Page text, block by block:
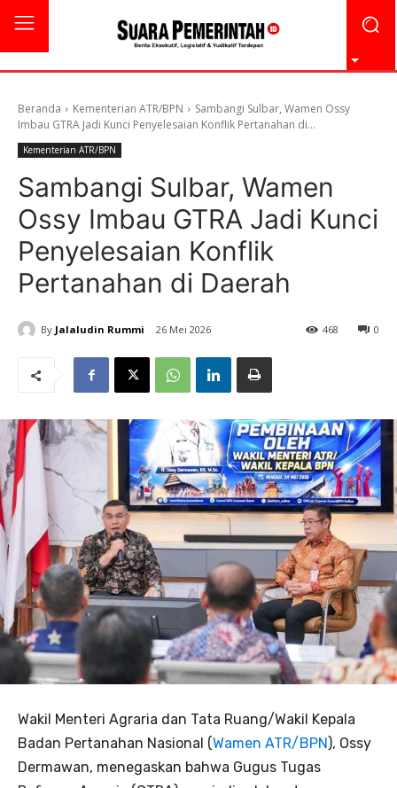
Beranda Kementerian ATR/BPN
Sambangi Sulbar, Wamen Ossy
Imbau GTRA Jadi Kunci Penyelesaian Konflik Pertanahan di...
Kementerian ATR/BPN
Sambangi Sulbar, Wamen
Ossy Imbau GTRA Jadi Kunci
Penyelesaian Konflik
Pertanahan di Daerah
By Jalaludin Rummi 26 Mei 2026 0
468
Wakil Menteri Agraria dan Tata Ruang/Wakil Kepala
Badan Pertanahan Nasional (Wamen ATR/BPN), Ossy
Dermawan, menegaskan bahwa Gugus Tugas